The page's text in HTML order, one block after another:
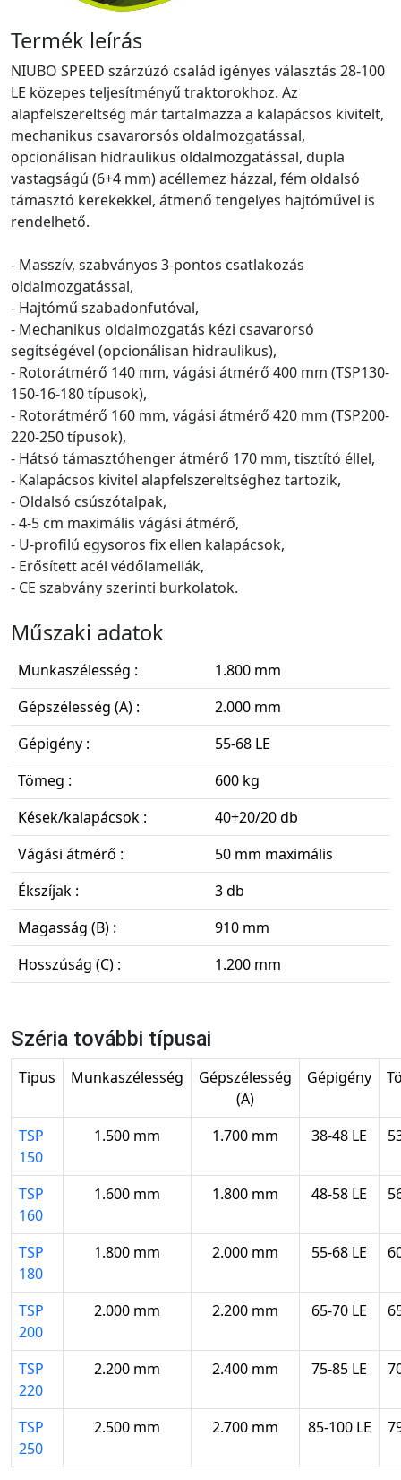
Termék leírás
NIUBO SPEED szárzúzó család igényes választás 28-100
LE közepes teljesítményű traktorokhoz. Az
alapfelszereltség már tartalmazza a kalapácsos kivitelt,
mechanikus csavarorsós oldalmozgatással,
opcionálisan hidraulikus oldalmozgatással, dupla
vastagságú (6+4 mm) acéllemez házzal, fém oldalsó
támasztó kerekekkel, átmenő tengelyes hajtóművel is
rendelhető.
- Masszív, szabványos 3-pontos csatlakozás
oldalmozgatással,
- Hajtómű szabadonfutóval,
- Mechanikus oldalmozgatás kézi csavarorsó
segítségével (opcionálisan hidraulikus),
- Rotorátmérő 140 mm, vágási átmérő 400 mm (TSP130-
150-16-180 típusok),
- Rotorátmérő 160 mm, vágási átmérő 420 mm (TSP200-
220-250 típusok),
- Hátsó támasztóhenger átmérő 170 mm, tisztító éllel,
- Kalapácsos kivitel alapfelszereltséghez tartozik,
- Oldalsó csúszótalpak,
- 4-5 cm maximális vágási átmérő,
- U-profilú egysoros fix ellen kalapácsok,
- Erősített acél védőlamellák,
- CE szabvány szerinti burkolatok.
Műszaki adatok
Munkaszélesség :
1.800 mm
Gépszélesség (A) :
2.000 mm
Gépigény :
55-68 LE
Tömeg :
600 kg
Kések/kalapácsok :
40+20/20 db
Vágási átmérő :
50 mm maximális
Ékszíjak :
3 db
Magasság (B) :
910 mm
Hosszúság (C) :
1.200 mm
Széria további típusai
Tipus Munkaszélesség
Gépszélesség
(A)
Gépigény
TSP
150
1.500 mm 1.700 mm 38-48 LE
TSP
160
1.600 mm 1.800 mm 48-58 LE
TSP
180
1.800 mm 2.000 mm 55-68 LE
TSP
200
2.000 mm 2.200 mm 65-70 LE
TSP
220
2.200 mm 2.400 mm 75-85 LE
TSP
250
2.500 mm 2.700 mm 85-100 LE